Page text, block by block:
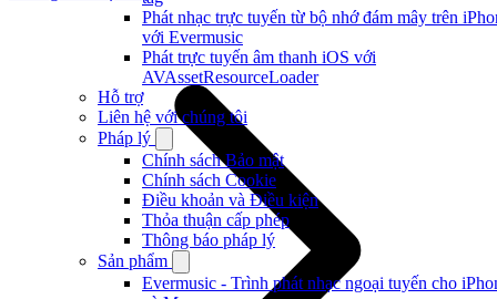
Phát nhạc trực tuyến từ bộ nhớ đám mây trên
với Evermusic
Phát trực tuyến âm thanh iOS với
AVAssetResourceLoader
Hỗ trợ
Liên hệ với chúng tôi
Pháp lý
Chính sách Bảo mật
Chính sách Cookie
Điều khoản và Điều kiện
Thỏa thuận cấp phép
Thông báo pháp lý
Sản phẩm
Evermusic - Trình phát nhạc ngoại tuyến cho